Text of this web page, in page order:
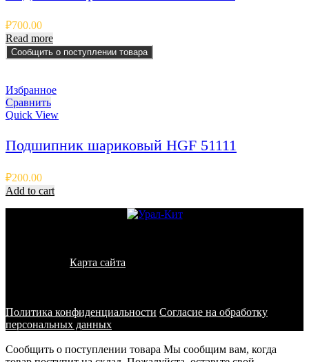
₽700.00
Read more
Сообщить о поступлении товара
Избранное
Сравнить
Quick View
Подшипник шариковый HGF 51111
₽200.00
Add to cart
Карта сайта
Политика конфиденциальности Согласие на обработку
персональных данных
Сообщить о поступлении товара Мы сообщим вам, когда